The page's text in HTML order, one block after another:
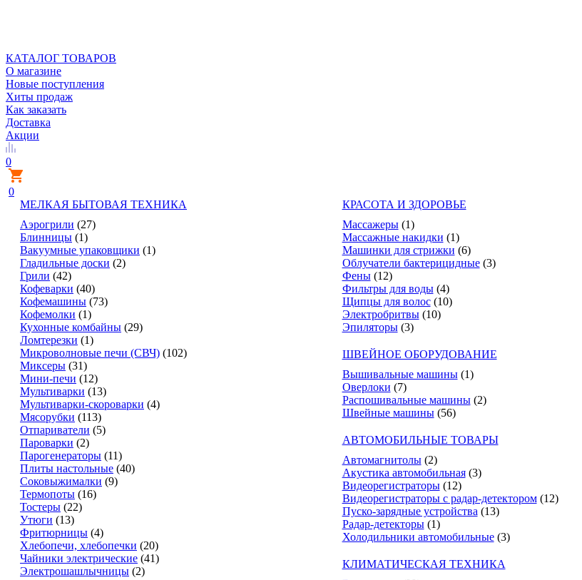
КАТАЛОГ ТОВАРОВ
О магазине
Новые поступления
Хиты продаж
Как заказать
Доставка
Акции
0
0
МЕЛКАЯ БЫТОВАЯ ТЕХНИКА
Аэрогрили (27)
Блинницы (1)
Вакуумные упаковщики (1)
Гладильные доски (2)
Грили (42)
Кофеварки (40)
Кофемашины (73)
Кофемолки (1)
Кухонные комбайны (29)
Ломтерезки (1)
Микроволновые печи (СВЧ) (102)
Миксеры (31)
Мини-печи (12)
Мультиварки (13)
Мультиварки-скороварки (4)
Мясорубки (113)
Отпариватели (5)
Пароварки (2)
Парогенераторы (11)
Плиты настольные (40)
Соковыжималки (9)
Термопоты (16)
Тостеры (22)
Утюги (13)
Фритюрницы (4)
Хлебопечи, хлебопечки (20)
Чайники электрические (41)
Электрошашлычницы (2)
КРАСОТА И ЗДОРОВЬЕ
Массажеры (1)
Массажные накидки (1)
Машинки для стрижки (6)
Облучатели бактерицидные (3)
Фены (12)
Фильтры для воды (4)
Щипцы для волос (10)
Электробритвы (10)
Эпиляторы (3)
ШВЕЙНОЕ ОБОРУДОВАНИЕ
Вышивальные машины (1)
Оверлоки (7)
Распошивальные машины (2)
Швейные машины (56)
АВТОМОБИЛЬНЫЕ ТОВАРЫ
Автомагнитолы (2)
Акустика автомобильная (3)
Видеорегистраторы (12)
Видеорегистраторы с радар-детектором (12)
Пуско-зарядные устройства (13)
Радар-детекторы (1)
Холодильники автомобильные (3)
КЛИМАТИЧЕСКАЯ ТЕХНИКА